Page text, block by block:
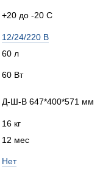
+20 до -20 С
12/24/220 В
60 л
60 Вт
Д-Ш-В 647*400*571 мм
16 кг
12 мес
Нет